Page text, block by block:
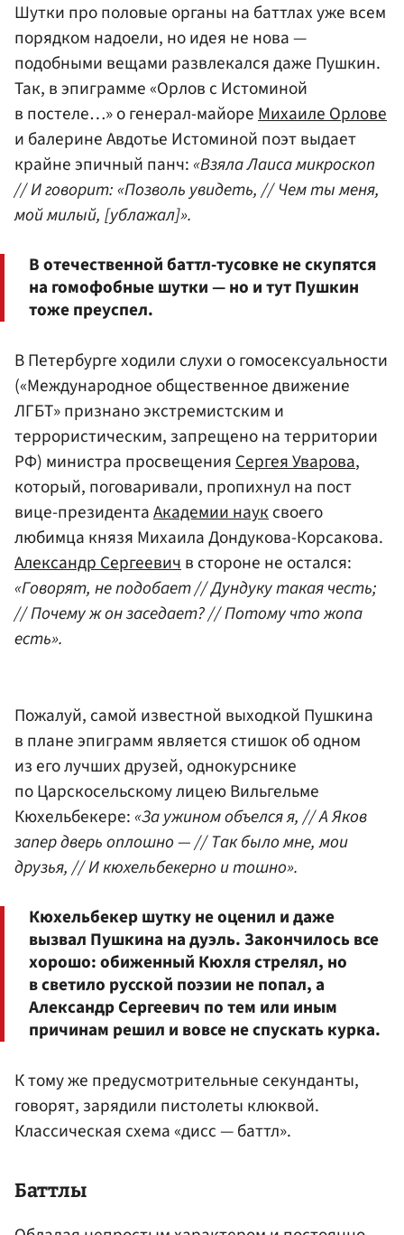
Шутки про половые органы на баттлах уже всем
порядком надоели, но идея не нова —
подобными вещами развлекался даже Пушкин.
Так, в эпиграмме «Орлов с Истоминой
в постеле…» о генерал-майореМихаиле Орлове
и балерине Авдотье Истоминой поэт выдает
крайне эпичный панч:«Взяла Лаиса микроскоп
// И говорит: «Позволь увидеть, // Чем ты меня,
мой милый, [ублажал]».
В отечественной баттл-тусовке не скупятся
на гомофобные шутки — но и тут Пушкин
тоже преуспел.
В Петербурге ходили слухи о гомосексуальности
(«Международное общественное движение
ЛГБТ» признано экстремистским и
террористическим, запрещено на территории
РФ) министра просвещенияСергея Уварова,
который, поговаривали, пропихнул на пост
вице-президентаАкадемии науксвоего
любимца князя Михаила Дондукова-Корсакова.
Александр Сергеевичв стороне не остался:
«Говорят, не подобает // Дундуку такая честь;
// Почему ж он заседает? // Потому что жопа
есть».
Пожалуй, самой известной выходкой Пушкина
в плане эпиграмм является стишок об одном
из его лучших друзей, однокурснике
по Царскосельскому лицею Вильгельме
Кюхельбекере:«За ужином объелся я, // А Яков
запер дверь оплошно — // Так было мне, мои
друзья, // И кюхельбекерно и тошно».
Кюхельбекер шутку не оценил и даже
вызвал Пушкина на дуэль. Закончилось все
хорошо: обиженный Кюхля стрелял, но
в светило русской поэзии не попал, а
Александр Сергеевич по тем или иным
причинам решил и вовсе не спускать курка.
К тому же предусмотрительные секунданты,
говорят, зарядили пистолеты клюквой.
Классическая схема «дисс — баттл».
Баттлы